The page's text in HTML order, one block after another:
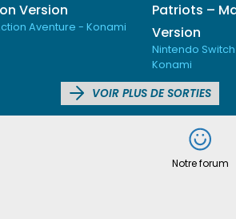
Version
Aventure - Konami
Patriots –
Version
Nintendo
Konami
VOIR PLUS DE SORTIES
Notre forum